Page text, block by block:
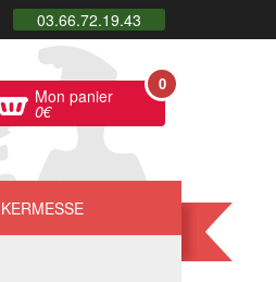
03.66.72.19.43
Mon panier
0€
0
KERMESSE